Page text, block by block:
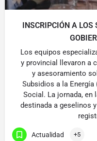
INSCRIPCIÓN A LOS
Los equipos
y provincial llevaron a
y asesoramiento
Subsidios a la Energía
Social. La jornada, en
destinada a geselinos
Actualidad +5